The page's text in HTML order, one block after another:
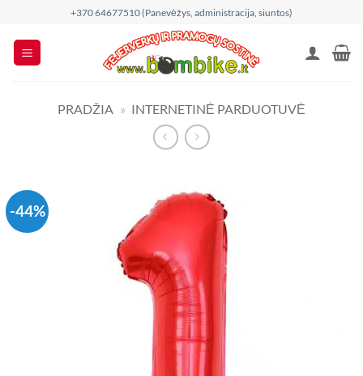
content
+370 64677510 (Panevėžys, administracija, siuntos)
PRADŽIA » INTERNETINĖ PARDUOTUVĖ
-44%